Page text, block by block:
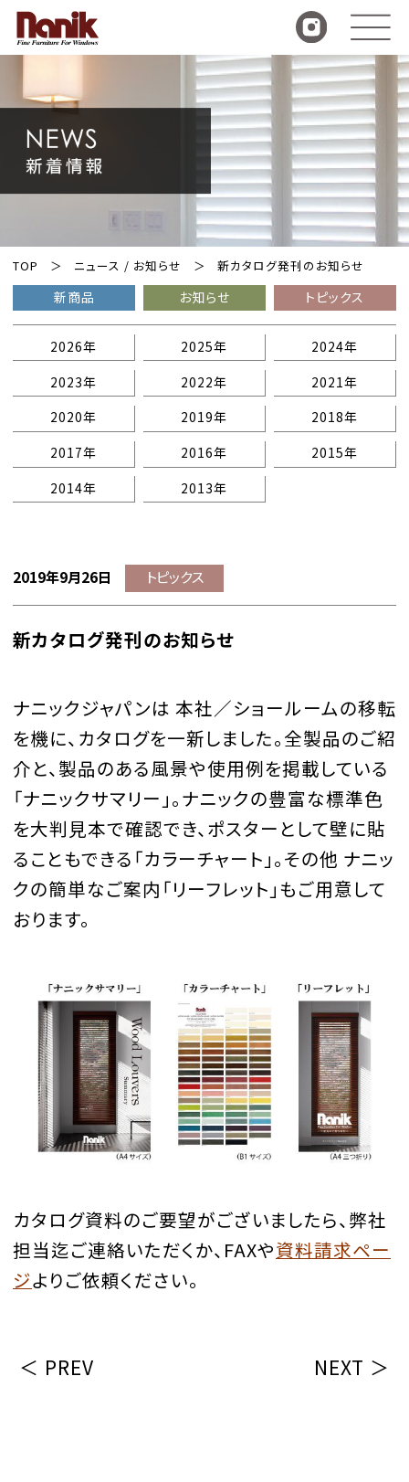
TOP ニュース / お知らせ 新カタログ発刊のお知らせ
新商品 お知らせ トピックス
2026年 2025年
2024年
2023年
2022年
2021年
2020年
2019年
2018年
2017年
2016年
2015年
2014年
2013年
2019年9月26日 トピックス
新カタログ発刊のお知らせ
ナニックジャパンは 本社／ショールームの移転
を機に、カタログを一新しました。全製品のご紹
介と、製品のある風景や使用例を掲載している
「ナニックサマリー」。ナニックの豊富な標準色
を大判見本で確認でき、ポスターとして壁に貼
ることもできる「カラーチャート」。その他 ナニッ
クの簡単なご案内「リーフレット」もご用意して
おります。
カタログ資料のご要望がございましたら、弊社
担当迄ご連絡いただくか、FAXや資料請求ペー
ジよりご依頼ください。
＜ PREV NEXT ＞